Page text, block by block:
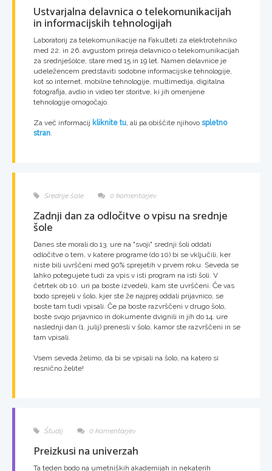
Ustvarjalna delavnica o telekomunikacijah
in informacijskih tehnologijah
Laboratorij za telekomunikacije na Fakulteti za elektrotehniko
med 22. in 26. avgustom prireja delavnico o telekomunikacijah
za srednješolce, stare med 15 in 19 let. Namen delavnice je
udeležencem predstaviti sodobne informacijske tehnologije,
kot so internet, mobilne tehnologije, multimedija, digitalna
fotografija, avdio in video ter storitve, ki jih omenjene
tehnologije omogočajo.
Za več informacij kliknite tu, ali pa obiščite njihovo spletno
stran.
Srednje šole 0 komentarjev
Zadnji dan za odločitve o vpisu na srednje
šole
Danes ste morali do 13. ure na "svoji" srednji šoli oddati
odločitve o tem, v katere programe (do 10) bi se vključili, ker
niste bili uvrščeni med 90% sprejetih v prvem roku. Seveda se
lahko potegujete tudi za vpis v isti program na isti šoli. V
četrtek ob 10. uri pa boste izvedeli, kam ste uvrščeni. Če vas
bodo sprejeli v šolo, kjer ste že najprej oddali prijavnico, se
boste tam tudi vpisali. Če pa boste razvrščeni v drugo šolo,
boste svojo prijavnico in dokumente dvignili in jih do 14. ure
naslednji dan (1. julij) prenesli v šolo, kamor ste razvrščeni in se
tam vpisali.
Vsem seveda želimo, da bi se vpisali na šolo, na katero si
resnično želite!
Študij 0 komentarjev
Preizkusi na univerzah
Ta teden bodo na umetniških akademijah in nekaterih